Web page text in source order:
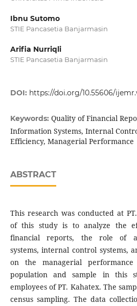
Ibnu Sutomo
STIE Pancasetia Banjarmasin
Arifia Nurriqli
STIE Pancasetia Banjarmasin
DOI: https://doi.org/10.55606/
Keywords: Quality of Financial
Information Systems, Internal
Efficiency, Managerial Performance
ABSTRACT
This research was conducted at
of this study is to analyze the
financial reports, the role of
systems, internal control systems,
on the managerial
population and sample in this
employees of PT. Kahatex. The
census sampling. The data